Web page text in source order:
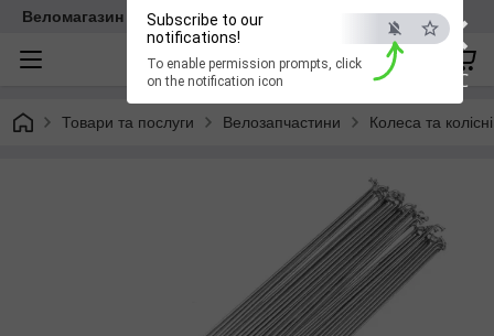
×
ESC
Subscribe to our
notifications!
To enable permission prompts, click
on the notification icon
Веломагазин EasyBike
Товари та послуги Велозапчастини Колеса та